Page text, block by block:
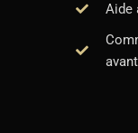
Aide